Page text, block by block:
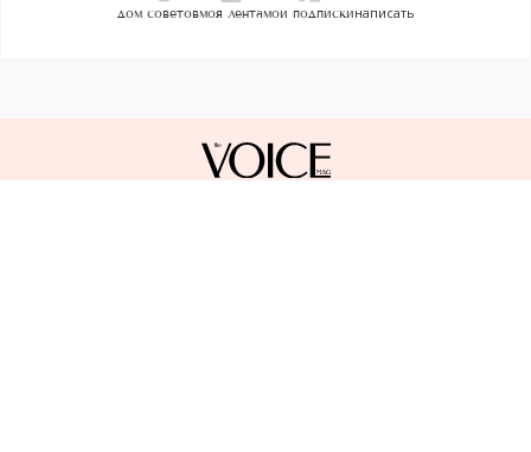
дом советовмоя лентамои подпискинаписать